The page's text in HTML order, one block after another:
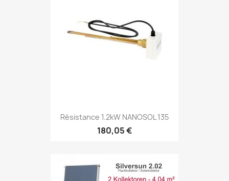
Résistance 1.2kW NANOSOL 135
180,05 €